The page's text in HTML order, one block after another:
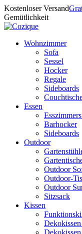
Kostenloser Versand
Gemütlichkeit
Wohnzimmer
Sofa
Sessel
Hocker
Regale
Sideboards
Essen
Barhocker
Sideboards
Outdoor
Outdoor
Outdoor-
Outdoor
Sitzsack
Kissen